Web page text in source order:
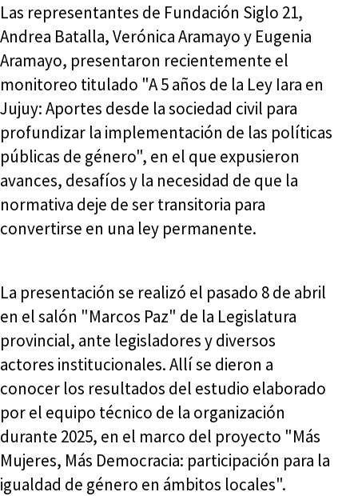
Las representantes de Fundación Siglo 21,
Andrea Batalla, Verónica Aramayo y Eugenia
Aramayo, presentaron recientemente el
monitoreo titulado "A 5 años de la Ley Iara en
Jujuy: Aportes desde la sociedad civil para
profundizar la implementación de las políticas
públicas de género", en el que expusieron
avances, desafíos y la necesidad de que la
normativa deje de ser transitoria para
convertirse en una ley permanente.
La presentación se realizó el pasado 8 de abril
en el salón "Marcos Paz" de la Legislatura
provincial, ante legisladores y diversos
actores institucionales. Allí se dieron a
conocer los resultados del estudio elaborado
por el equipo técnico de la organización
durante 2025, en el marco del proyecto "Más
Mujeres, Más Democracia: participación para la
igualdad de género en ámbitos locales".